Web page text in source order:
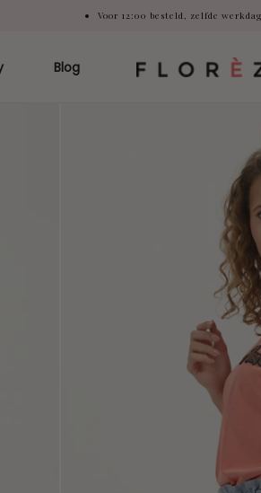
Voor 12:00 besteld, zelfde
Blog